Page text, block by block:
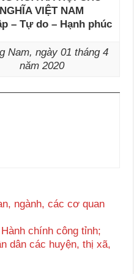
NGHĨA VIỆT NAM
– Tự do – Hạnh phúc
Nam, ngày 01 tháng 4
năm 2020
các cơ quan
công tỉnh;
huyện, thị xã,